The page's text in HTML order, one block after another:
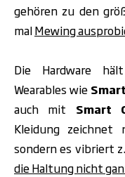
gehören zu den
malMewing
Die Hardware
Wearables wie
auch mit Smart
Kleidung
sondern es vibriert
die Haltung nicht